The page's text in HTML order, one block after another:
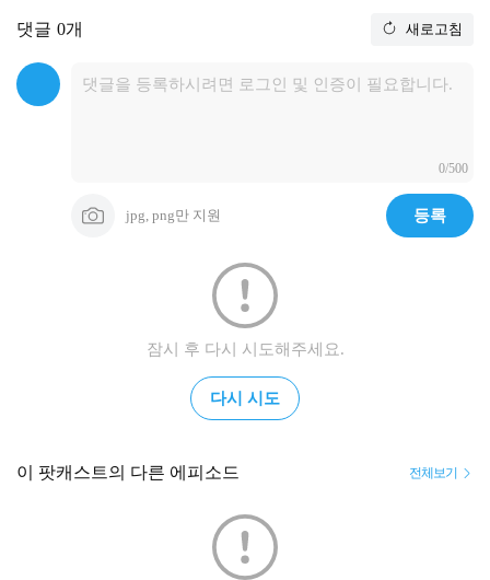
댓글 0개 새로고침
0/500
jpg, png만 지원 등록
잠시 후 다시 시도해주세요.
다시 시도
이 팟캐스트의 다른 에피소드 전체보기